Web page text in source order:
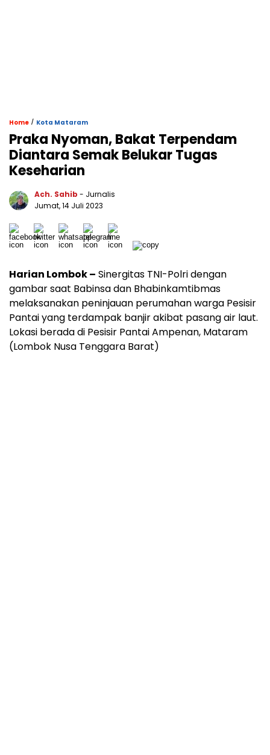
Home / Kota Mataram
Praka Nyoman, Bakat Terpendam
Diantara Semak Belukar Tugas
Keseharian
Ach. Sahib - Jurnalis
Jumat, 14 Juli 2023
Harian Lombok – Sinergitas TNI-Polri dengan
gambar saat Babinsa dan Bhabinkamtibmas
melaksanakan peninjauan perumahan warga Pesisir
Pantai yang terdampak banjir akibat pasang air laut.
Lokasi berada di Pesisir Pantai Ampenan, Mataram
(Lombok Nusa Tenggara Barat)